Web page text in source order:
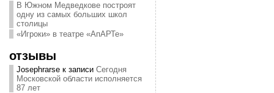
В Южном Медведкове построят
одну из самых больших школ
столицы
«Игроки» в театре «АпАРТе»
отзывы
Josephrarseк записи Сегодня
Московской области исполняется
87 лет